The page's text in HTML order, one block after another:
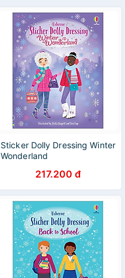
Sticker Dolly Dressing Winter
Wonderland
217.200 đ